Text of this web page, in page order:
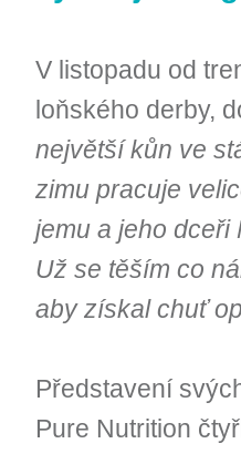
V listopadu od
loňského derby,
největší kůn ve
zimu pracuje
jemu a jeho dceři
Už se těším co
aby získal chuť
Představení
Pure Nutrition